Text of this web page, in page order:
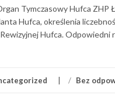
Tymczasowy Hufca ZHP
Hufca, określenia
Hufca.
/ Bez